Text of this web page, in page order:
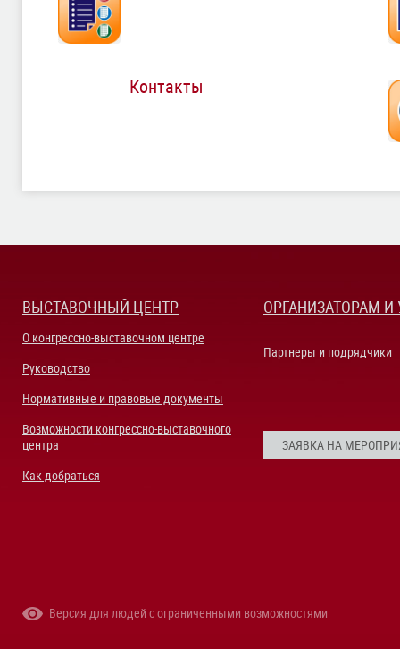
Контакты
ВЫСТАВОЧНЫЙ ЦЕНТР
О конгрессно-выставочном центре
Руководство
Нормативные и правовые документы
Возможности конгрессно-выставочного
центра
Как добраться
ОРГАНИЗАТОРАМ
Партнеры и подрядчики
ЗАЯВКА НА
Версия для людей с ограниченными возможностями